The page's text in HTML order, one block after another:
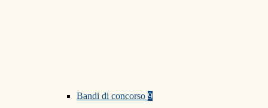
Bandi di concorso 9